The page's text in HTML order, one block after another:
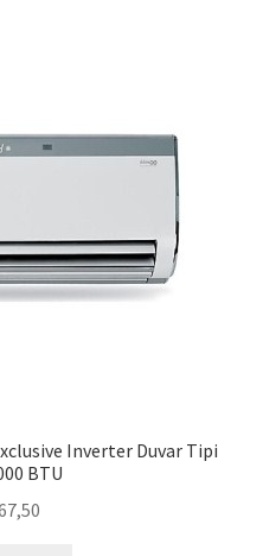
Inverter Duvar Tipi
BTU